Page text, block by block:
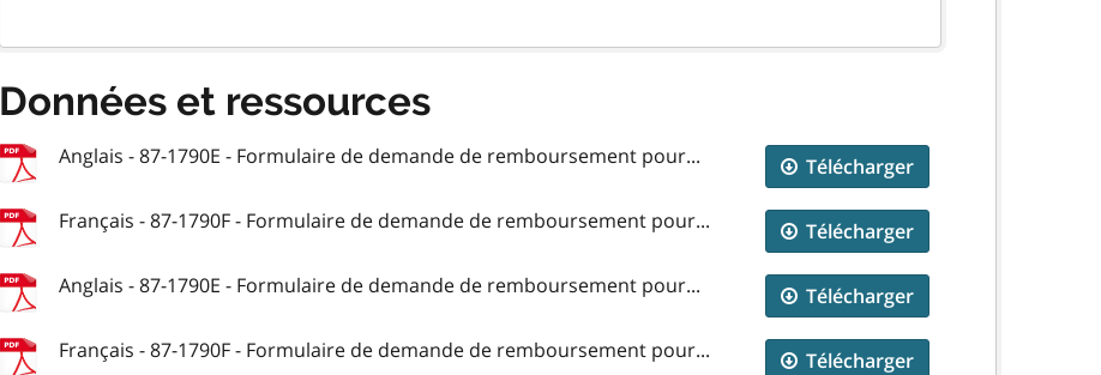
Données et ressources
Anglais - 87-1790E - Formulaire de demande de remboursement pour... Télécharger
Français - 87-1790F - Formulaire de demande de remboursement pour... Télécharger
Anglais - 87-1790E - Formulaire de demande de remboursement pour... Télécharger
Français - 87-1790F - Formulaire de demande de remboursement pour... Télécharger